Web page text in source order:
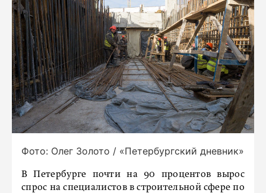
Фото: Олег Золото / «Петербургский дневник»
В Петербурге почти на 90 процентов вырос
спрос на специалистов в строительной сфере по